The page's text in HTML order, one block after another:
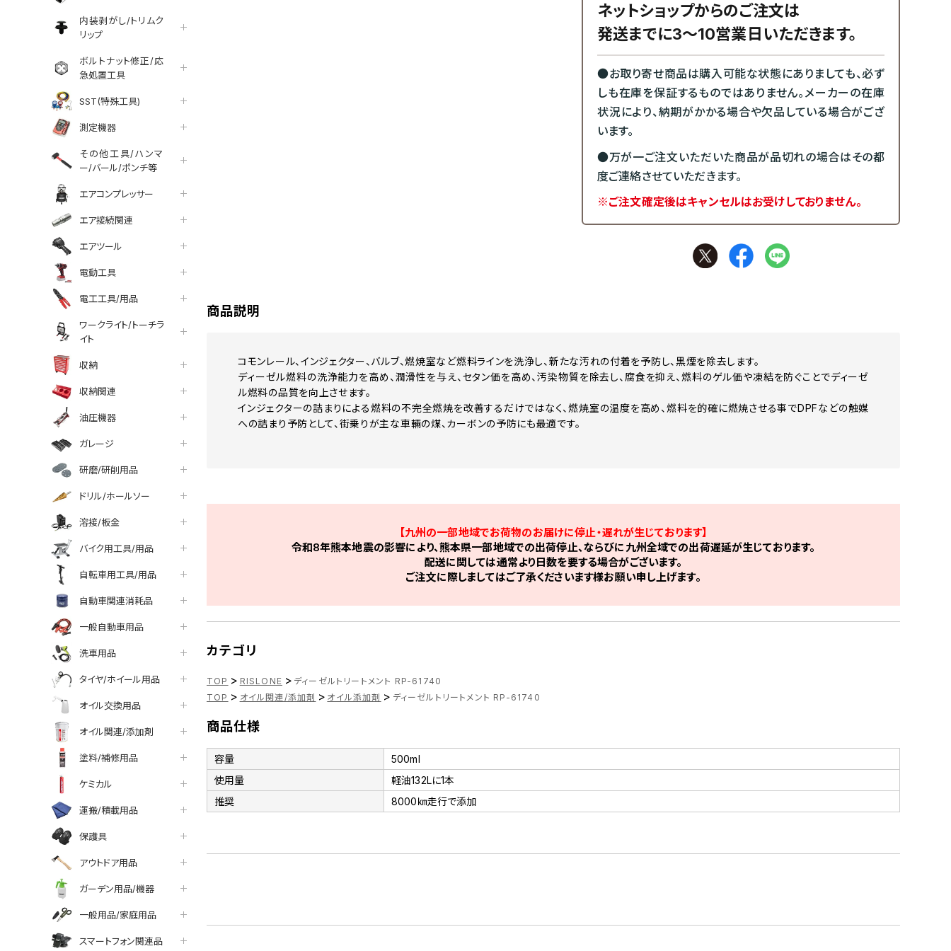
内装剥がし/トリムク
リップ
ボルトナット修正/応
急処置工具
SST(特殊工具)
測定機器
その他工具/ハンマ
ー/バール/ポンチ等
エアコンプレッサー
エア接続関連
エアツール
電動工具
電工工具/用品
ワークライト/トーチラ
イト
収納
収納関連
油圧機器
ガレージ
研磨/研削用品
ドリル/ホールソー
溶接/板金
バイク用工具/用品
自転車用工具/用品
自動車関連消耗品
一般自動車用品
洗車用品
タイヤ/ホイール用品
オイル交換用品
オイル関連/添加剤
塗料/補修用品
ケミカル
運搬/積載用品
保護具
アウトドア用品
ガーデン用品/機器
一般用品/家庭用品
スマートフォン関連品
ネットショップからのご注文は
発送までに3～10営業日いただきます。
●お取り寄せ商品は購入可能な状態にありましても、必ず
しも在庫を保証するものではありません。メーカーの在庫
状況により、納期がかかる場合や欠品している場合がござ
います。
●万が一ご注文いただいた商品が品切れの場合はその都
度ご連絡させていただきます。
※ご注文確定後はキャンセルはお受けしておりません。
facebook
line
商品説明
コモンレール、インジェクター、バルブ、燃焼室など燃料ラインを洗浄し、新たな汚れの付着を予防し、黒煙を除去します。
ディーゼル燃料の洗浄能力を高め、潤滑性を与え、セタン価を高め、汚染物質を除去し、腐食を抑え、燃料のゲル価や凍結を防ぐことでディーゼ
ル燃料の品質を向上させます。
インジェクターの詰まりによる燃料の不完全燃焼を改善するだけではなく、燃焼室の温度を高め、燃料を的確に燃焼させる事でDPFなどの触媒
への詰まり予防として、街乗りが主な車輛の煤、カーボンの予防にも最適です。
【九州の一部地域でお荷物のお届けに停止・遅れが生じております】
令和8年熊本地震の影響により、熊本県一部地域での出荷停止、ならびに九州全域での出荷遅延が生じております。
配送に関しては通常より日数を要する場合がございます。
ご注文に際しましてはご了承くださいます様お願い申し上げます。
カテゴリ
TOP > RISLONE > ディーゼルトリートメント RP-61740
TOP > オイル関連/添加剤 > オイル添加剤 > ディーゼルトリートメント RP-61740
商品仕様
容量
500ml
使用量
軽油132Lに1本
推奨
8000㎞走行で添加